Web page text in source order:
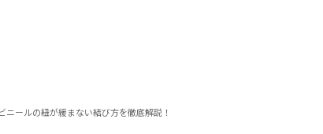
ニールの紐が緩まない結び方を徹底解説！